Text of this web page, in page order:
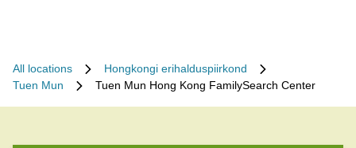
All locations
Hongkongi erihalduspiirkond
Tuen Mun
Tuen Mun Hong Kong FamilySearch Center